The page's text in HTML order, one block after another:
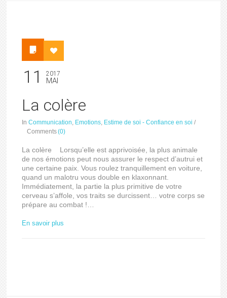
11 2017
MAI
La colère
InCommunication, Emotions, Estime de soi - Confiance en soi /
Comments(0)
La colère Lorsqu’elle est apprivoisée, la plus animale
de nos émotions peut nous assurer le respect d’autrui et
une certaine paix. Vous roulez tranquillement en voiture,
quand un malotru vous double en klaxonnant.
Immédiatement, la partie la plus primitive de votre
cerveau s’affole, vos traits se durcissent… votre corps se
prépare au combat !…
En savoir plus